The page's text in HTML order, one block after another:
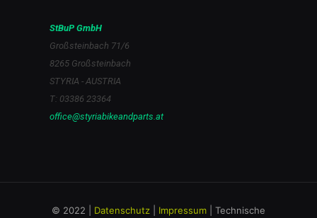
StBuP GmbH
Großsteinbach 71/6
8265 Großsteinbach
STYRIA - AUSTRIA
T: 03386 23364
office@styriabikeandparts.at
© 2022 | Datenschutz Impressum | Technische